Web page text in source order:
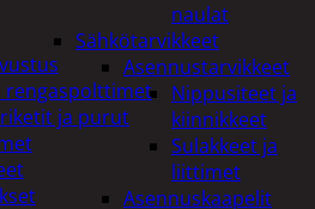
naulat
Sähkötarvikkeet
Asennustarvikkeet
Nippusiteet ja
kiinnikkeet
Sulakkeet ja
liittimet
Asennuskaapelit
rengaspolttimet
ja purut